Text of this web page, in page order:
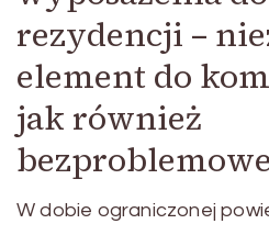
rezydencji –
element do
jak również
W dobie ograniczonej